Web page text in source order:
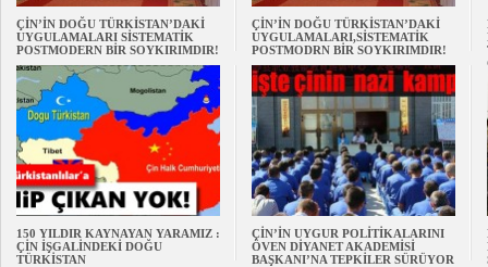
ÇİN’İN DOĞU TÜRKİSTAN’DAKİ
UYGULAMALARI SİSTEMATİK
POSTMODERN BİR SOYKIRIMDIR!
ÇİN’İN DOĞU TÜRKİSTAN’DAKİ
UYGULAMALARI,SİSTEMATİK
POSTMODRN BİR SOYKIRIMDIR!
150 YILDIR KAYNAYAN YARAMIZ :
ÇİN İŞGALİNDEKİ DOĞU
TÜRKİSTAN
ÇİN’İN UYGUR POLİTİKALARINI
ÖVEN DİYANET AKADEMİSİ
BAŞKANI’NA TEPKİLER SÜRÜYOR